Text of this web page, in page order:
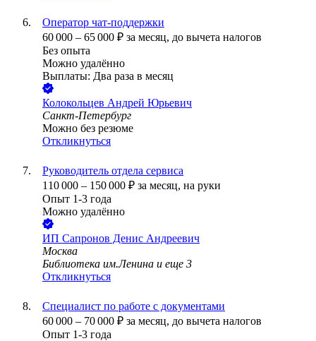
Оператор чат-поддержки
60 000 – 65 000 ₽ за месяц, до вычета налогов
Без опыта
Можно удалённо
Выплаты: Два раза в месяц
Колокольцев Андрей Юрьевич
Санкт-Петербург
Можно без резюме
Откликнуться
Руководитель отдела сервиса
110 000 – 150 000 ₽ за месяц, на руки
Опыт 1-3 года
Можно удалённо
ИП Сапронов Денис Андреевич
Москва
Библиотека им.Ленина и еще 3
Откликнуться
Специалист по работе с документами
60 000 – 70 000 ₽ за месяц, до вычета налогов
Опыт 1-3 года